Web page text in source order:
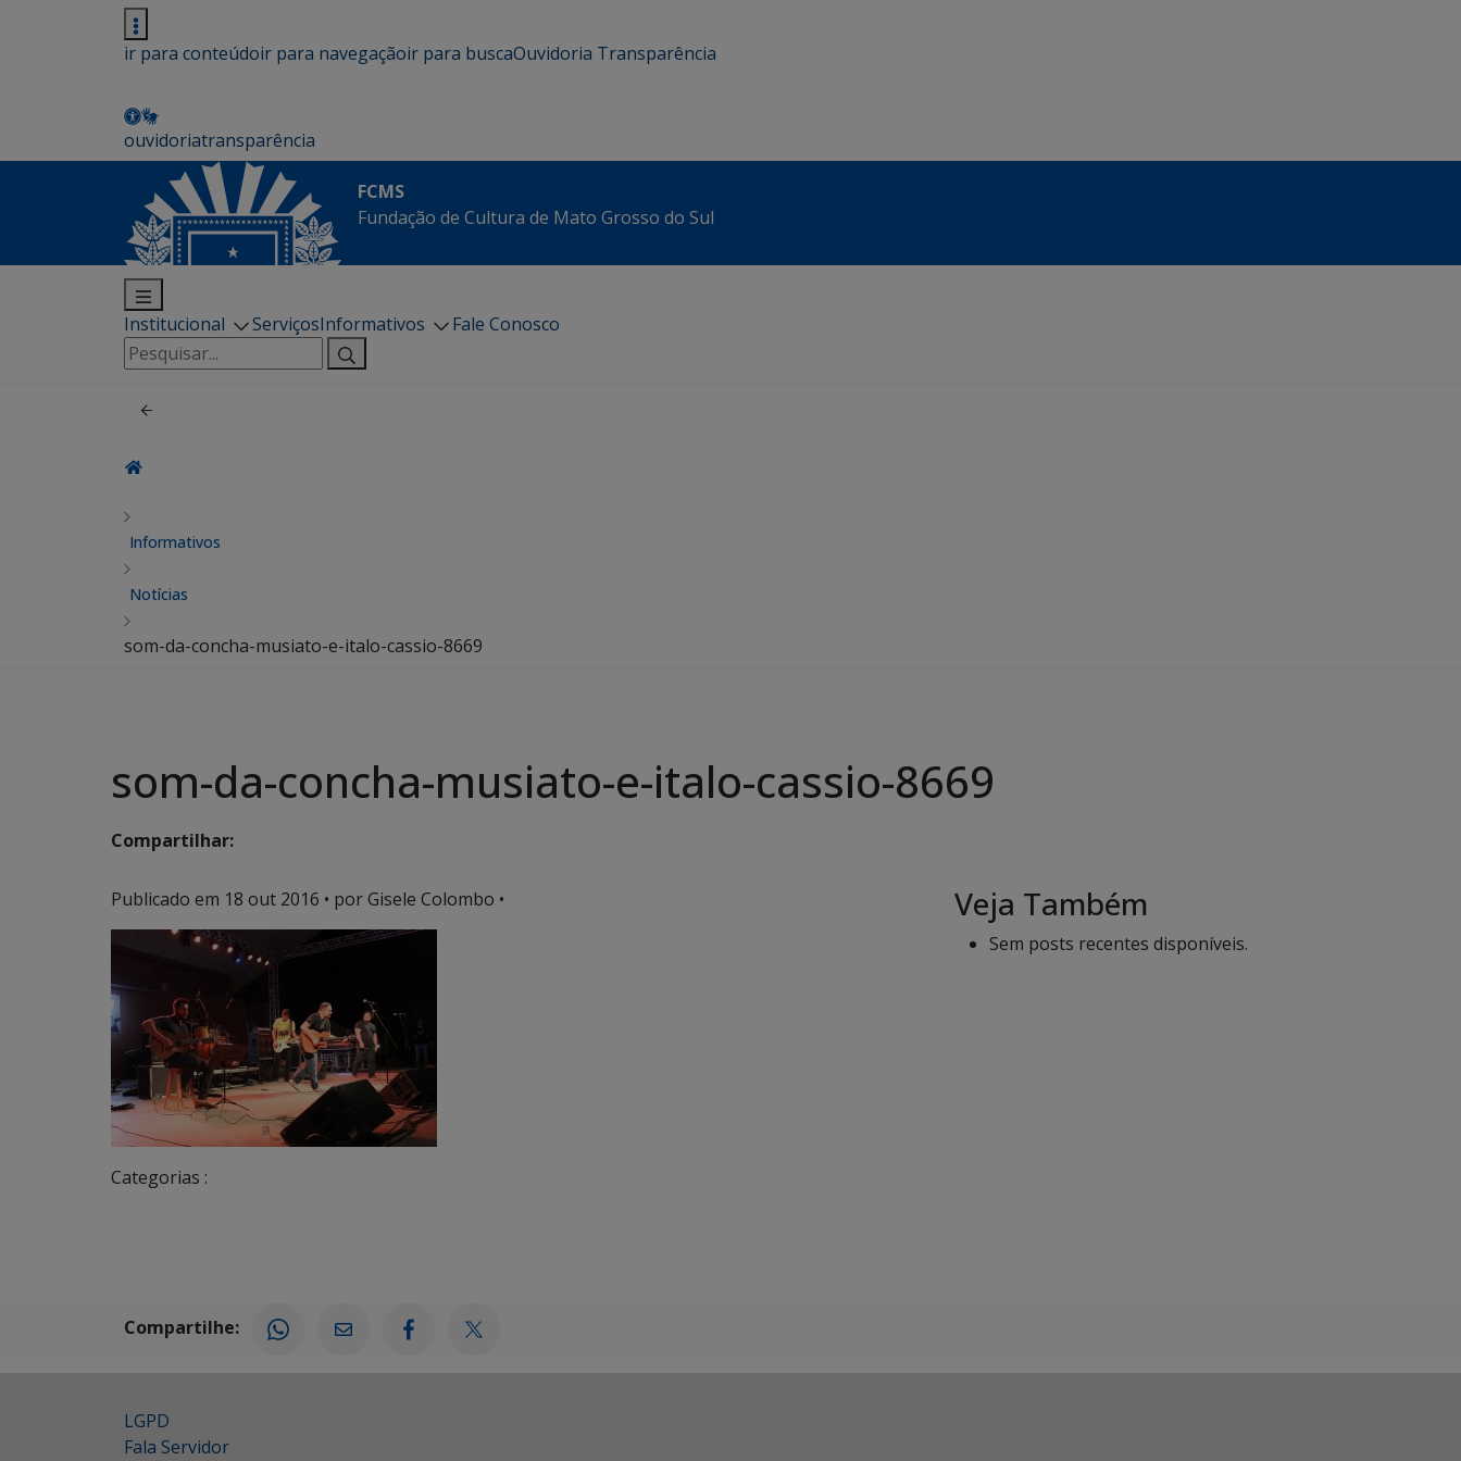
ir para conteúdoir para navegaçãoir para buscaOuvidoria Transparência
ouvidoriatransparência
FCMS
Fundação de Cultura de Mato Grosso do Sul
Institucional ServiçosInformativos
Fale Conosco
Pesquisar
por:
Informativos
Notícias
som-da-concha-musiato-e-italo-cassio-8669
som-da-concha-musiato-e-italo-cassio-8669
Compartilhar:
Publicado em 18 out 2016 • por Gisele Colombo •
Categorias :
Veja Também
Sem posts recentes disponíveis.
Compartilhe:
LGPD
Fala Servidor